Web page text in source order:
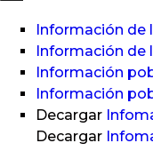
Información de
Información de
Información
Información
Decargar
Decargar